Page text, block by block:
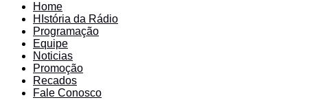
Home
HIstória da Rádio
Programação
Equipe
Noticias
Promoção
Recados
Fale Conosco